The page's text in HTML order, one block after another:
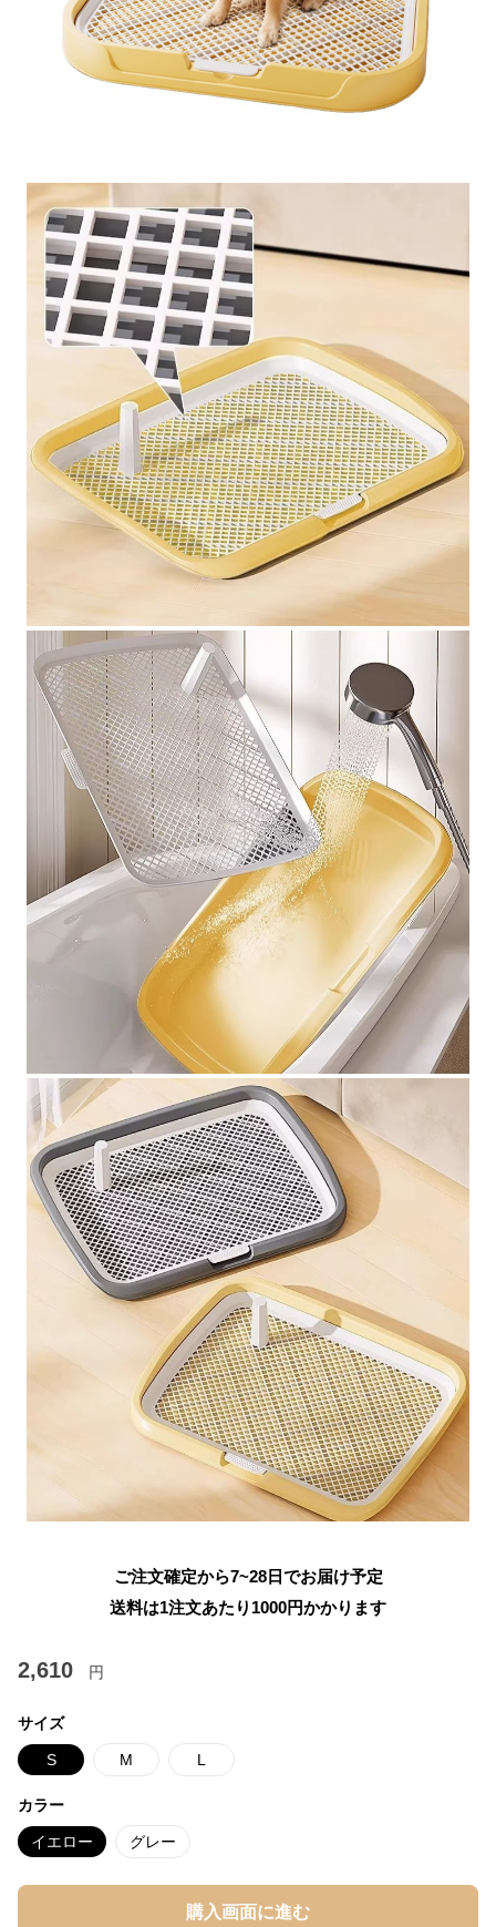
ご注文確定から7~28日でお届け予定
送料は1注文あたり 1000円かかります
2,610 円
サイズ
S M L
カラー
イエロー グレー
購入画面に進む